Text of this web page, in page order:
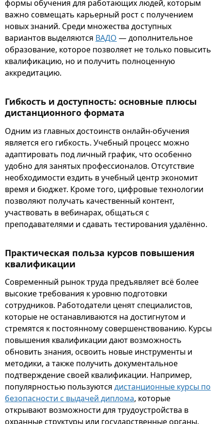
формы обучения для работающих людей, которым
важно совмещать карьерный рост с получением
новых знаний. Среди множества доступных
вариантов выделяются ВАДО — дополнительное
образование, которое позволяет не только повысить
квалификацию, но и получить полноценную
аккредитацию.
Гибкость и доступность: основные плюсы
дистанционного формата
Одним из главных достоинств онлайн-обучения
является его гибкость. Учебный процесс можно
адаптировать под личный график, что особенно
удобно для занятых профессионалов. Отсутствие
необходимости ездить в учебный центр экономит
время и бюджет. Кроме того, цифровые технологии
позволяют получать качественный контент,
участвовать в вебинарах, общаться с
преподавателями и сдавать тестирования удалённо.
Практическая польза курсов повышения
квалификации
Современный рынок труда предъявляет всё более
высокие требования к уровню подготовки
сотрудников. Работодатели ценят специалистов,
которые не останавливаются на достигнутом и
стремятся к постоянному совершенствованию. Курсы
повышения квалификации дают возможность
обновить знания, освоить новые инструменты и
методики, а также получить документальное
подтверждение своей квалификации. Например,
популярностью пользуются дистанционные курсы по
безопасности с выдачей диплома, которые
открывают возможности для трудоустройства в
охранные структуры или государственные органы.